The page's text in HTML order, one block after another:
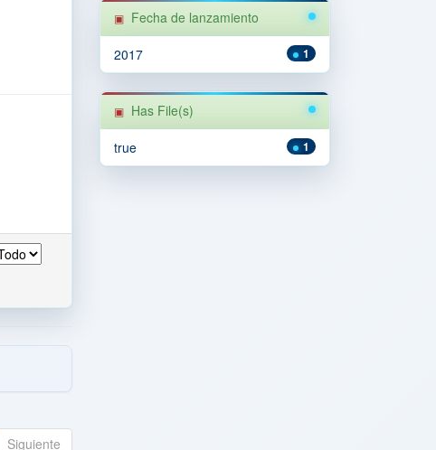
Siguiente
Fecha de lanzamiento
1
2017
Has File(s)
1
true